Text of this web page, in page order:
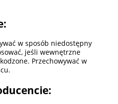
w sposób niedostępny
jeśli wewnętrzne
Przechowywać w